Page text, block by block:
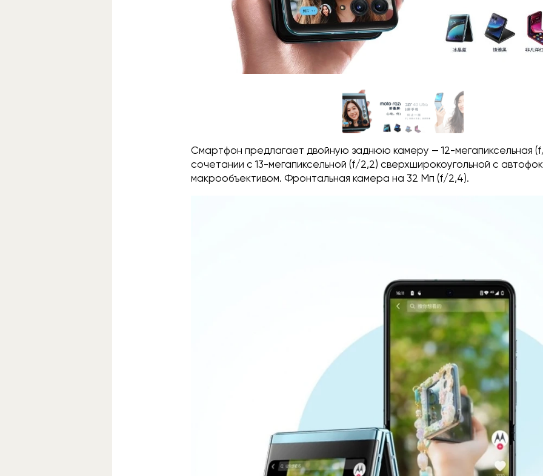
Смартфон предлагает двойную заднюю камеру — 12-мегапиксельная (f/
сочетании с 13-мегапиксельной (f/2,2) сверхширокоугольной с
макрообъективом. Фронтальная камера на 32 Мп (f/2,4).